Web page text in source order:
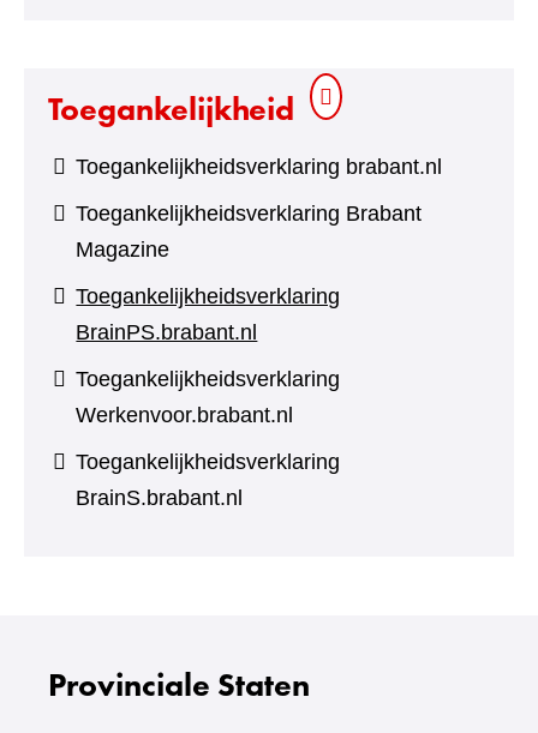
Toegankelijkheid
Toegankelijkheidsverklaring brabant.nl
Toegankelijkheidsverklaring Brabant
Magazine
Toegankelijkheidsverklaring
BrainPS.brabant.nl
Toegankelijkheidsverklaring
Werkenvoor.brabant.nl
Toegankelijkheidsverklaring
BrainS.brabant.nl
Provinciale Staten